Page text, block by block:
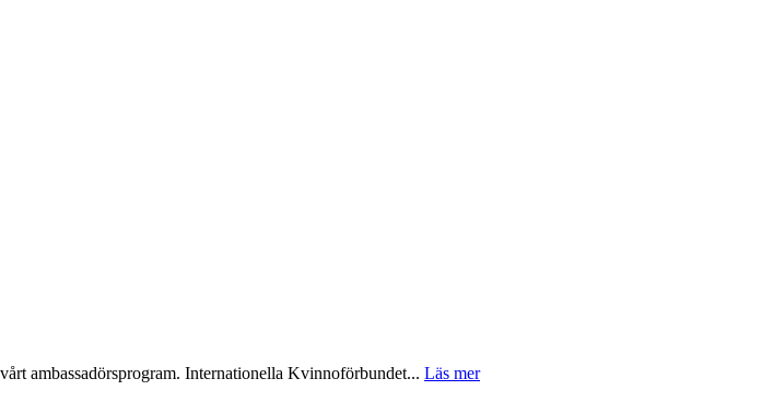
ambassadörsprogram. Internationella Kvinnoförbundet... Läs mer